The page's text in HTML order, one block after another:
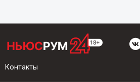
Контакты